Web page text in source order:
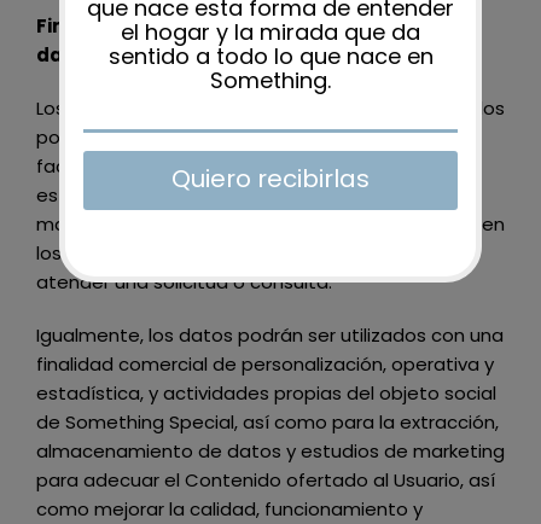
Fines del tratamiento a que se destinan los
datos personales
Los datos personales son recabados y gestionados
por
Something Specialcon la finalidad de poder
facilitar, agilizar y cumplir los compromisos
establecidos entre el Sitio Web y el Usuario o el
mantenimiento de la relación que se establezca en
los formularios que este último rellene o para
atender una solicitud o consulta.
Igualmente, los datos podrán ser utilizados con una
finalidad comercial de personalización, operativa y
estadística, y actividades propias del objeto social
de Something Special, así como para la extracción,
almacenamiento de datos y estudios de marketing
para adecuar el Contenido ofertado al Usuario, así
como mejorar la calidad, funcionamiento y